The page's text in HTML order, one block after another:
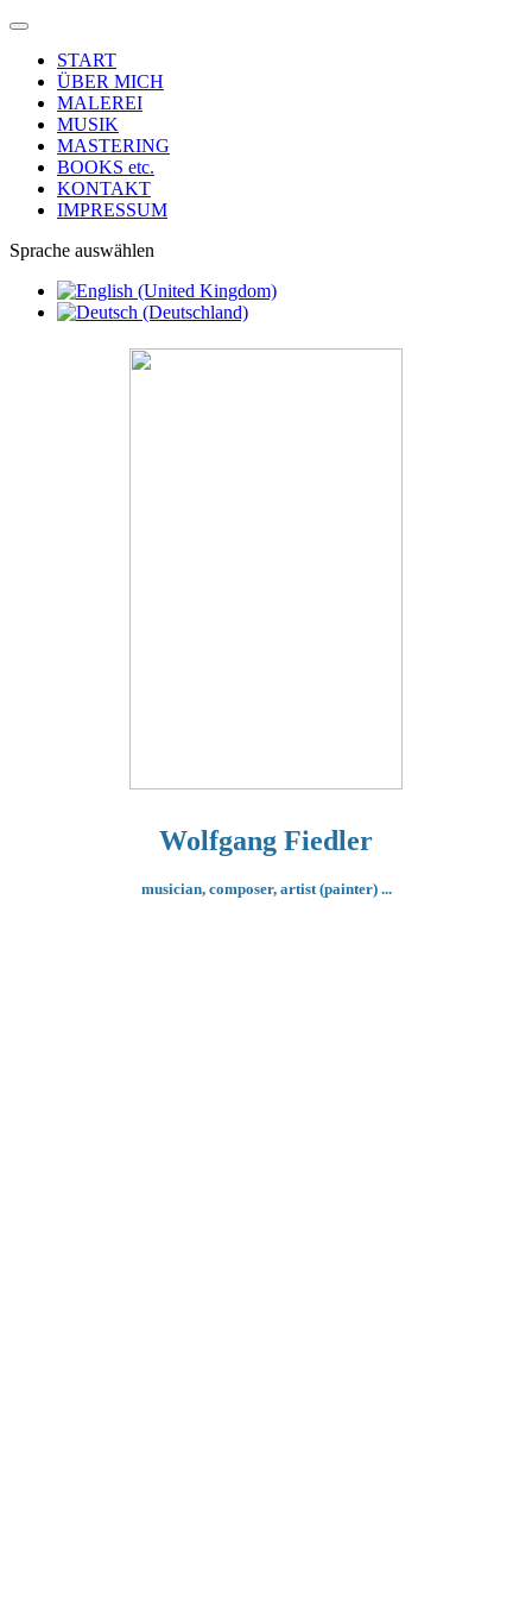
START
ÜBER MICH
MALEREI
MUSIK
MASTERING
BOOKS etc.
KONTAKT
IMPRESSUM
Sprache auswählen
Wolfgang Fiedler
musician, composer, artist (painter) ...